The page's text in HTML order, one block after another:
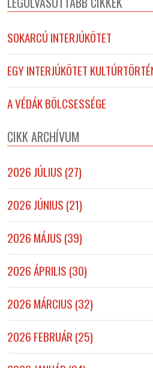
SOKARCÚ INTERJÚKÖTET
EGY INTERJÚKÖTET
A VÉDÁK BÖLCSESSÉGE
CIKK ARCHÍVUM
2026 JÚLIUS (27)
2026 JÚNIUS (21)
2026 MÁJUS (39)
2026 ÁPRILIS (30)
2026 MÁRCIUS (32)
2026 FEBRUÁR (25)